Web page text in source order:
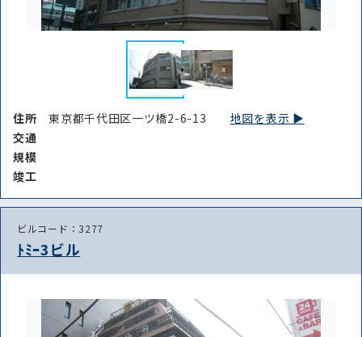
住所東京都千代田区一ツ橋2-6-13 地図を表示 ▶︎
交通
規模
竣⼯
ビルコード：3277
ﾄﾐｰ3ビル